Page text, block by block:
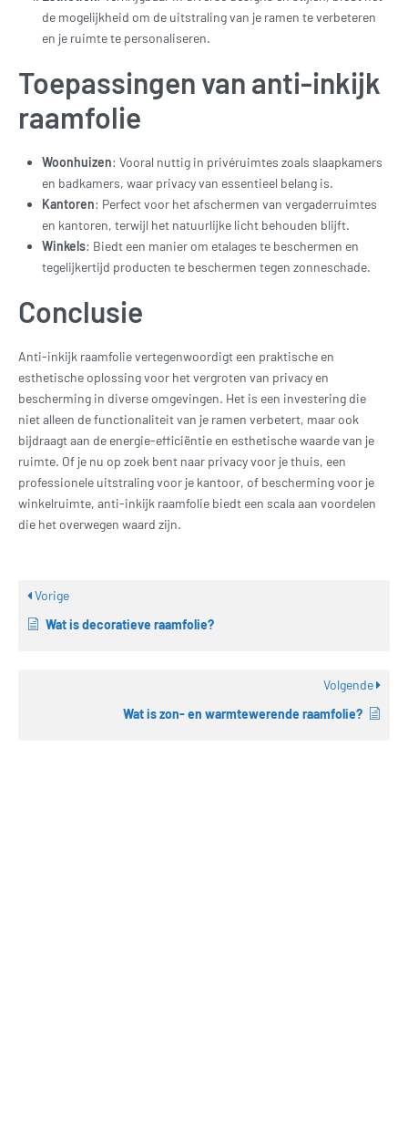
de mogelijkheid om de uitstraling van je ramen te verbeteren
en je ruimte te personaliseren.
Toepassingen van anti-inkijk
raamfolie
Woonhuizen: Vooral nuttig in privéruimtes zoals slaapkamers
en badkamers, waar privacy van essentieel belang is.
Kantoren: Perfect voor het afschermen van vergaderruimtes
en kantoren, terwijl het natuurlijke licht behouden blijft.
Winkels: Biedt een manier om etalages te beschermen en
tegelijkertijd producten te beschermen tegen zonneschade.
Conclusie
Anti-inkijk raamfolie vertegenwoordigt een praktische en
esthetische oplossing voor het vergroten van privacy en
bescherming in diverse omgevingen. Het is een investering die
niet alleen de functionaliteit van je ramen verbetert, maar ook
bijdraagt aan de energie-efficiëntie en esthetische waarde van je
ruimte. Of je nu op zoek bent naar privacy voor je thuis, een
professionele uitstraling voor je kantoor, of bescherming voor je
winkelruimte, anti-inkijk raamfolie biedt een scala aan voordelen
die het overwegen waard zijn.
Vorige
Wat is decoratieve raamfolie?
Volgende
Wat is zon- en warmtewerende raamfolie?